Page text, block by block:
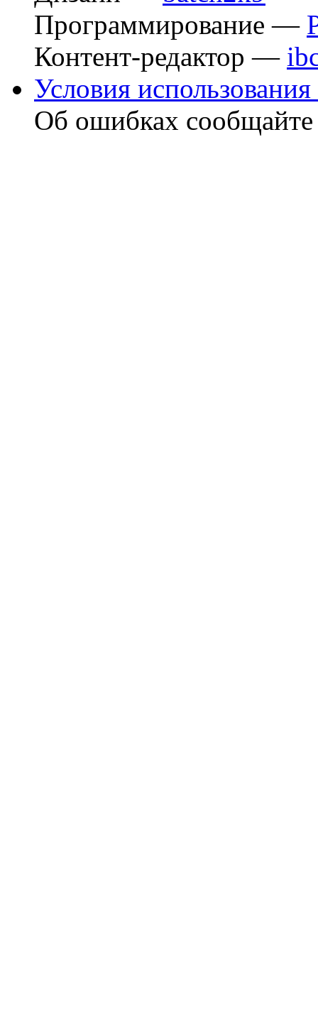
Программирование —
Контент-редактор —
Условия использования
Об ошибках